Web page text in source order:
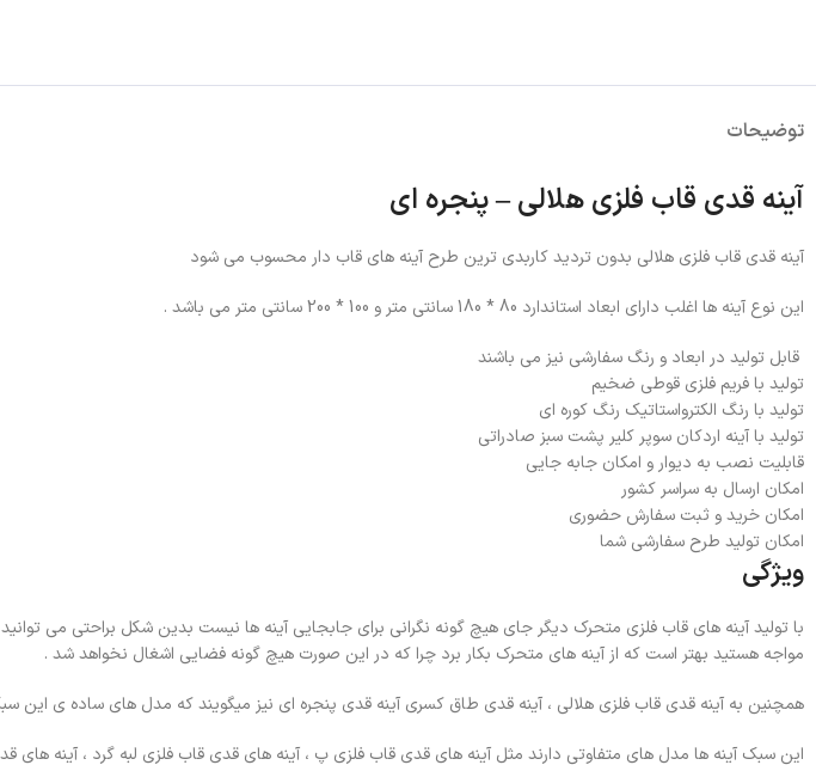
توضیحات
آینه قدی قاب فلزی هلالی – پنجره ای
آینه قدی قاب فلزی هلالی بدون تردید کاربدی ترین طرح آینه های قاب دار محسوب می شود
این نوع آینه ها اغلب دارای ابعاد استاندارد 80 * 180 سانتی متر و 100 * 200 سانتی متر می باشد .
قابل تولید در ابعاد و رنگ سفارشی نیز می باشند
تولید با فریم فلزی قوطی ضخیم
تولید با رنگ الکترواستاتیک رنگ کوره ای
تولید با آینه اردکان سوپر کلیر پشت سبز صادراتی
قابلیت نصب به دیوار و امکان جابه جایی
امکان ارسال به سراسر کشور
امکان خرید و ثبت سفارش حضوری
امکان تولید طرح سفارشی شما
ویژگی
با تولید آینه های قاب فلزی متحرک دیگر جای هیچ گونه نگرانی برای جابجایی آینه ها نیست بدین شکل براحتی می
مواجه هستید بهتر است که از آینه های متحرک بکار برد چرا که در این صورت هیچ گونه فضایی اشغال نخواهد شد .
همچنین به آینه قدی قاب فلزی هلالی ، آینه قدی طاق کسری آینه قدی پنجره ای نیز میگویند که مدل های ساده ی این
این سبک آینه ها مدل های متفاوتی دارند مثل آینه های قدی قاب فلزی پ ، آینه های قدی قاب فلزی لبه گرد ، آینه